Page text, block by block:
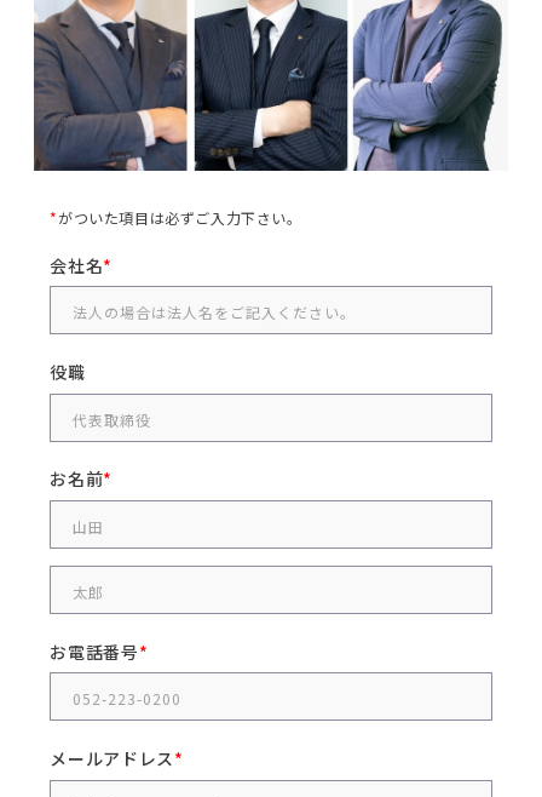
*がついた項目は必ずご入力下さい。
会社名
役職
お名前
お電話番号
メールアドレス